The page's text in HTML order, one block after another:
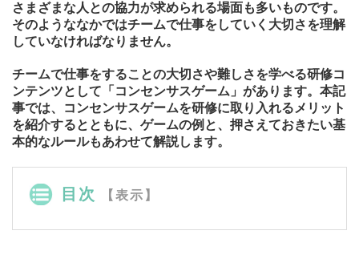
さまざまな人との協力が求められる場面も多いものです。
そのようななかではチームで仕事をしていく大切さを理解
していなければなりません。
チームで仕事をすることの大切さや難しさを学べる研修コ
ンテンツとして「コンセンサスゲーム」があります。本記
事では、コンセンサスゲームを研修に取り入れるメリット
を紹介するとともに、ゲームの例と、押さえておきたい基
本的なルールもあわせて解説します。
目次 【表示】